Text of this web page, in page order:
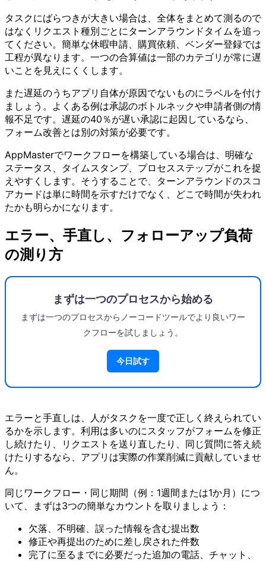
タスクにばらつきが大きい場合は、全体をまとめて測るので
はなくリクエスト種別ごとにターンアラウンドタイムを追っ
てください。簡単な休暇申請、購買依頼、ベンダー登録では
工程が異なります。一つの合算値は一部のカテゴリが常に遅
いことを見えにくくします。
また遅延のうちアプリ自体が原因でないものにラベルを付け
ましょう。よくある例は承認のボトルネックや申請者側の情
報不足です。遅延の40％が遅い承認に起因しているなら、
フォーム改善とは別の対策が必要です。
AppMasterでワークフローを構築している場合は、明確な
ステータス、タイムスタンプ、プロセスステップがこれを捉
えやすくします。そうすることで、ターンアラウンドのスコ
アカードは単に時間を示すだけでなく、どこで時間が失われ
たかも明らかになります。
エラー、手直し、フォローアップ負荷
の測り方
まずは一つのプロセスから始める
まずは一つのプロセスからノーコードツールでより良いワー
クフローを試しましょう。
今日試す
エラーと手直しは、人がタスクを一度で正しく終えられてい
るかを示します。利用は多いのにスタッフがフォームを修正
し続けたり、リクエストを送り直したり、同じ質問に答え続
けたりするなら、アプリは実際の作業削減に貢献していませ
ん。
同じワークフロー・同じ期間（例：1週間または1か月）につ
いて、まずは3つの簡単なカウントを取りましょう：
欠落、不明確、誤った情報を含む提出数
修正や再提出のために差し戻された件数
完了に至るまでに必要だった追加の電話、チャット、